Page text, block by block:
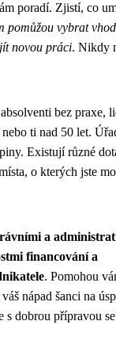
poradí. Zjistí, co
pomůžou vybrat
novou práci. Nikdy
bez praxe,
ti nad 50 let.
Existují různé
o kterých jste
a
financování a
. Pomohou
nápad šanci na
s dobrou přípravou